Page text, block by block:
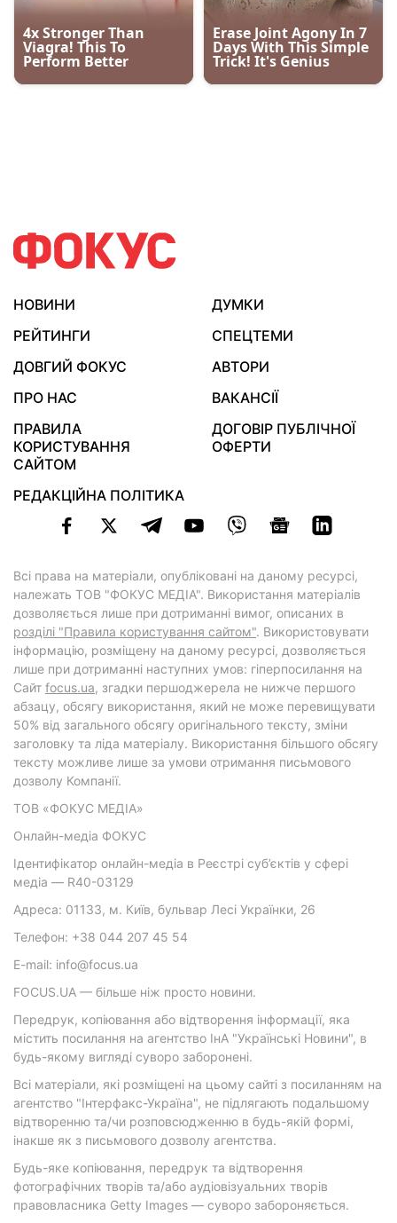
НОВИНИ
ДУМКИ
РЕЙТИНГИ
СПЕЦТЕМИ
ДОВГИЙ ФОКУС
АВТОРИ
ПРО НАС
ВАКАНСІЇ
ПРАВИЛА
КОРИСТУВАННЯ
САЙТОМ
ДОГОВІР ПУБЛІЧНОЇ
ОФЕРТИ
РЕДАКЦІЙНА ПОЛІТИКА
Всі права на матеріали, опубліковані на даному ресурсі,
належать ТОВ "ФОКУС МЕДІА". Використання матеріалів
дозволяється лише при дотриманні вимог, описаних в
розділі "Правила користування сайтом". Використовувати
інформацію, розміщену на даному ресурсі, дозволяється
лише при дотриманні наступних умов: гіперпосилання на
Cайт focus.ua, згадки першоджерела не нижче першого
абзацу, обсягу використання, який не може перевищувати
50% від загального обсягу оригінального тексту, зміни
заголовку та ліда матеріалу. Використання більшого обсягу
тексту можливе лише за умови отримання письмового
дозволу Компанії.
ТОВ «ФОКУС МЕДІА»
Онлайн-медіа ФОКУС
Ідентифікатор онлайн-медіа в Реєстрі суб’єктів у сфері
медіа — R40-03129
Адреса: 01133, м. Київ, бульвар Лесі Українки, 26
Телефон: +38 044 207 45 54
E-mail: info@focus.ua
FOCUS.UA — більше ніж просто новини.
Передрук, копіювання або відтворення інформації, яка
містить посилання на агентство ІнА "Українські Новини", в
будь-якому вигляді суворо заборонені.
Всі матеріали, які розміщені на цьому сайті з посиланням на
агентство "Інтерфакс-Україна", не підлягають подальшому
відтворенню та/чи розповсюдженню в будь-якій формі,
інакше як з письмового дозволу агентства.
Будь-яке копіювання, передрук та відтворення
фотографічних творів та/або аудіовізуальних творів
правовласника Getty Images — суворо забороняється.